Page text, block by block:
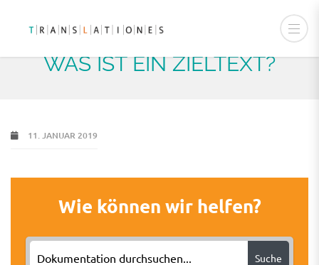
WAS IST EIN ZIELTEXT?
11. JANUAR 2019
Wie können wir helfen?
Suche